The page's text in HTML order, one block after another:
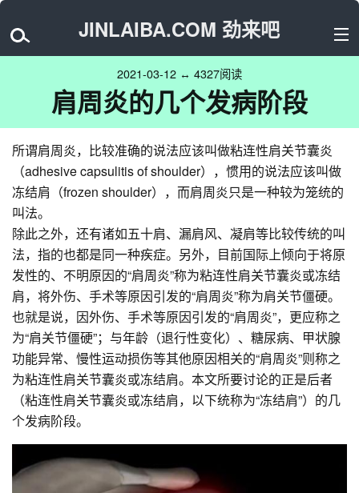
JINLAIBA.COM 劲来吧
2021-03-12 ↔ 4327阅读
肩周炎的几个发病阶段
所谓肩周炎，比较准确的说法应该叫做粘连性肩关节囊炎
（adhesive capsulitis of shoulder），惯用的说法应该叫做
冻结肩（frozen shoulder），而肩周炎只是一种较为笼统的
叫法。
除此之外，还有诸如五十肩、漏肩风、凝肩等比较传统的叫
法，指的也都是同一种疾症。另外，目前国际上倾向于将原
发性的、不明原因的“肩周炎”称为粘连性肩关节囊炎或冻结
肩，将外伤、手术等原因引发的“肩周炎”称为肩关节僵硬。
也就是说，因外伤、手术等原因引发的“肩周炎”，更应称之
为“肩关节僵硬”；与年龄（退行性变化）、糖尿病、甲状腺
功能异常、慢性运动损伤等其他原因相关的“肩周炎”则称之
为粘连性肩关节囊炎或冻结肩。本文所要讨论的正是后者
（粘连性肩关节囊炎或冻结肩，以下统称为“冻结肩”）的几
个发病阶段。